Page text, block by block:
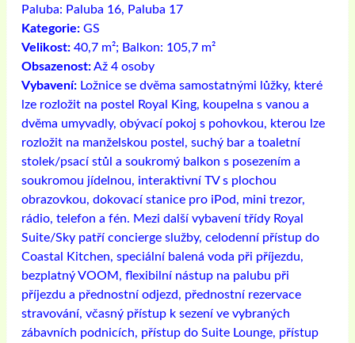
Paluba: Paluba 16, Paluba 17
Kategorie: GS
Velikost: 40,7 m²; Balkon: 105,7 m²
Obsazenost:Až 4 osoby
Vybavení: Ložnice se dvěma samostatnými lůžky, které
lze rozložit na postel Royal King, koupelna s vanou a
dvěma umyvadly, obývací pokoj s pohovkou, kterou lze
rozložit na manželskou postel, suchý bar a toaletní
stolek/psací stůl a soukromý balkon s posezením a
soukromou jídelnou, interaktivní TV s plochou
obrazovkou, dokovací stanice pro iPod, mini trezor,
rádio, telefon a fén. Mezi další vybavení třídy Royal
Suite/Sky patří concierge služby, celodenní přístup do
Coastal Kitchen, speciální balená voda při příjezdu,
bezplatný VOOM, flexibilní nástup na palubu při
příjezdu a přednostní odjezd, přednostní rezervace
stravování, včasný přístup k sezení ve vybraných
zábavních podnicích, přístup do Suite Lounge, přístup